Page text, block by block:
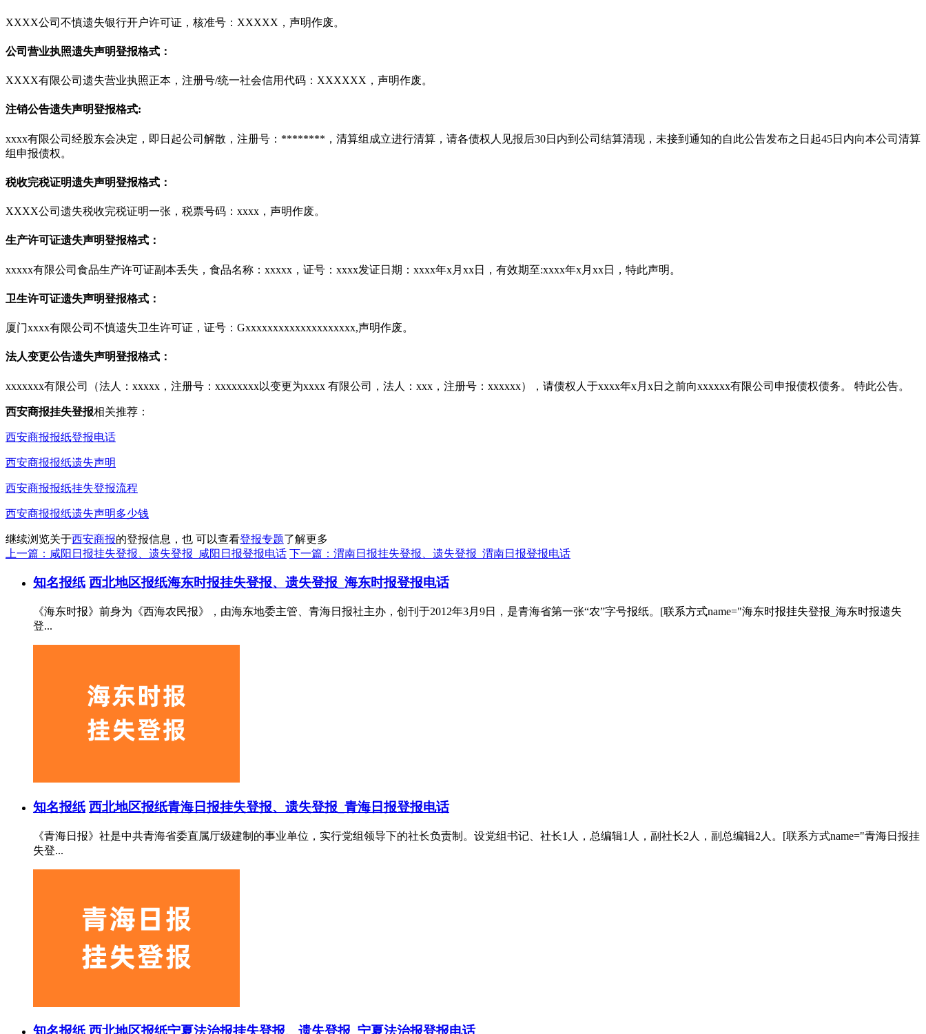
XXXX公司不慎遗失银行开户许可证，核准号：XXXXX，声明作废。
公司营业执照遗失声明登报格式：
XXXX有限公司遗失营业执照正本，注册号/统一社会信用代码：XXXXXX，声明作废。
注销公告遗失声明登报格式:
xxxx有限公司经股东会决定，即日起公司解散，注册号：********，清算组成立进行清算，请各债权人见报后30日内到公司结算清现，未接到通知的自此公告发布之日起45日内向本公司清算
组申报债权。
税收完税证明遗失声明登报格式：
XXXX公司遗失税收完税证明一张，税票号码：xxxx，声明作废。
生产许可证遗失声明登报格式：
xxxxx有限公司食品生产许可证副本丢失，食品名称：xxxxx，证号：xxxx发证日期：xxxx年x月xx日，有效期至:xxxx年x月xx日，特此声明。
卫生许可证遗失声明登报格式：
厦门xxxx有限公司不慎遗失卫生许可证，证号：Gxxxxxxxxxxxxxxxxxxxx,声明作废。
法人变更公告遗失声明登报格式：
xxxxxxx有限公司（法人：xxxxx，注册号：xxxxxxxx以变更为xxxx 有限公司，法人：xxx，注册号：xxxxxx），请债权人于xxxx年x月x日之前向xxxxxx有限公司申报债权债务。 特此公告。
西安商报挂失登报相关推荐：
西安商报报纸登报电话
西安商报报纸遗失声明
西安商报报纸挂失登报流程
西安商报报纸遗失声明多少钱
继续浏览关于西安商报的登报信息，也 可以查看登报专题了解更多
上一篇：咸阳日报挂失登报、遗失登报_咸阳日报登报电话 下一篇：渭南日报挂失登报、遗失登报_渭南日报登报电话
知名报纸 西北地区报纸海东时报挂失登报、遗失登报_海东时报登报电话
《海东时报》前身为《西海农民报》，由海东地委主管、青海日报社主办，创刊于2012年3月9日，是青海省第一张“农”字号报纸。[联系方式name="海东时报挂失登报_海东时报遗失
登...
知名报纸 西北地区报纸青海日报挂失登报、遗失登报_青海日报登报电话
《青海日报》社是中共青海省委直属厅级建制的事业单位，实行党组领导下的社长负责制。设党组书记、社长1人，总编辑1人，副社长2人，副总编辑2人。[联系方式name="青海日报挂
失登...